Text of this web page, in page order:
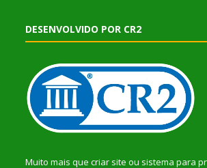
DESENVOLVIDO POR CR2
Muito mais que criar site ou sistema para